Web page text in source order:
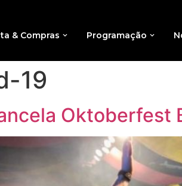
& Compras Programação
19
Oktoberfest